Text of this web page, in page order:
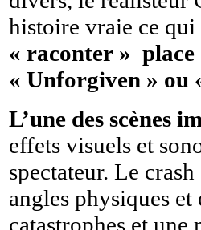
histoire vraie ce
« raconter » place
« Unforgiven »
L’une des scènes
effets visuels et
spectateur. Le
angles physiques
catastrophes et une